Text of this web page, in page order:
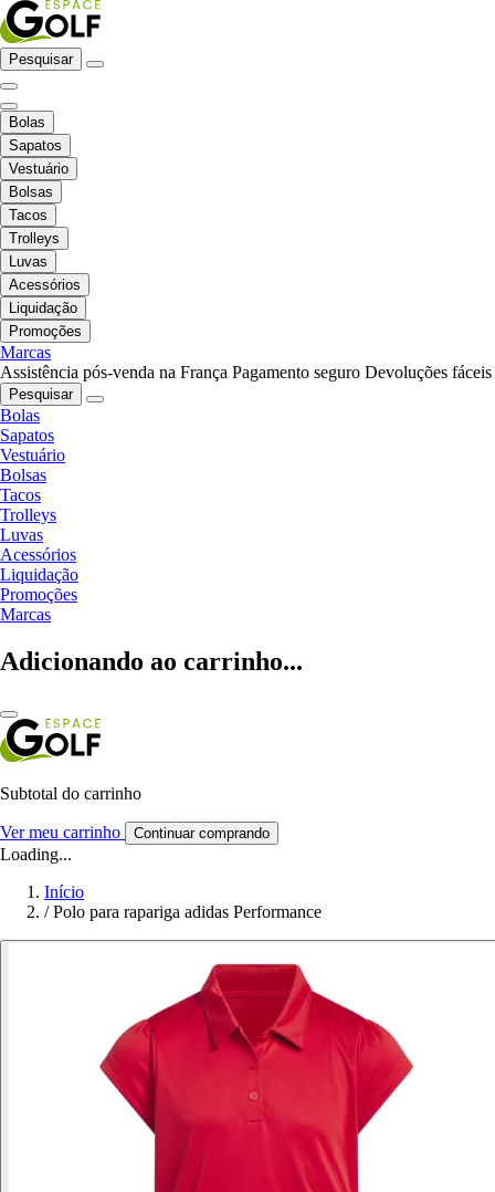
Pesquisar
Bolas
Sapatos
Vestuário
Bolsas
Tacos
Trolleys
Luvas
Acessórios
Liquidação
Promoções
Marcas
Assistência pós-venda na França Pagamento seguro Devoluções fáceis
Pesquisar
Bolas
Sapatos
Vestuário
Bolsas
Tacos
Trolleys
Luvas
Acessórios
Liquidação
Promoções
Marcas
Adicionando ao carrinho...
Subtotal do carrinho
Ver meu carrinho Continuar comprando
Loading...
Início
/ Polo para rapariga adidas Performance